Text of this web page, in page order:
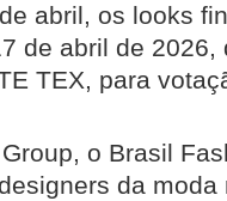
abril, os looks
de abril de 2026,
TEX, para
o Brasil
da